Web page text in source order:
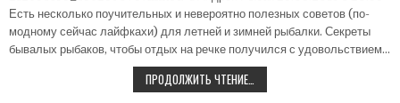
секреты
бывалых
для
Есть несколько поучительных и невероятно полезных советов (по-
модному сейчас лайфкахи) для летней и зимней рыбалки. Секреты
бывалых рыбаков, чтобы отдых на речке получился с удовольствием…
ПРОДОЛЖИТЬ ЧТЕНИЕ…
ХИТРЫХ